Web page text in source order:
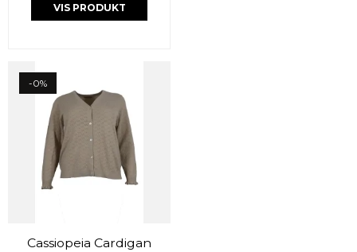
VIS PRODUKT
-0%
Cassiopeia Cardigan